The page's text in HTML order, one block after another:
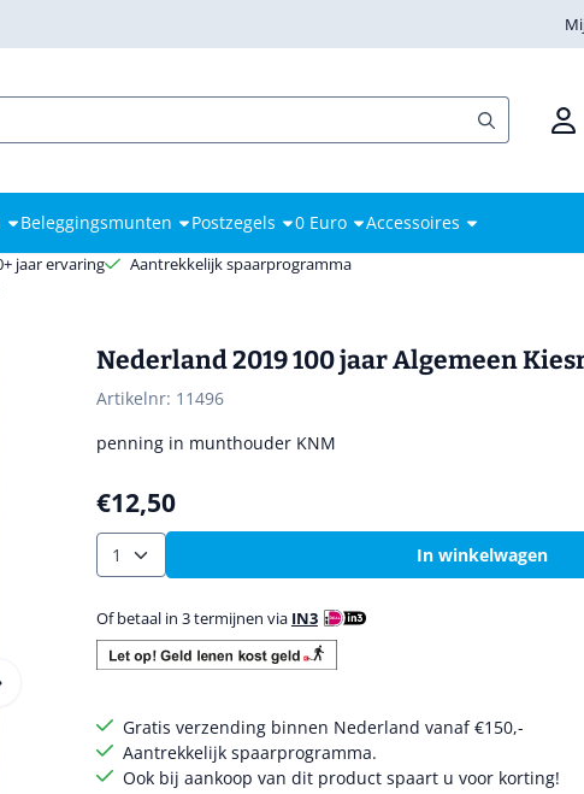
Beleggingsmunten Postzegels 0 Euro Accessoires
jaar ervaring
Aantrekkelijk spaarprogramma
Nederland 2019 100 jaar Algemeen
Artikelnr: 11496
penning in munthouder KNM
€12,50
Aantal In winkelwagen
Of betaal in 3 termijnen via IN3
Gratis verzending binnen Nederland vanaf €150,-
Aantrekkelijk spaarprogramma.
Ook bij aankoop van dit product spaart u voor korting!